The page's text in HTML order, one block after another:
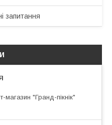
запитання
магазин "Гранд-пікнік"